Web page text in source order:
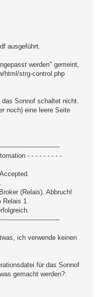
ausgeführt.
werden" gemeint,
html/strg-control.php
das Sonnof schaltet nicht.
noch) eine leere Seite
- - - - - - - - -
(Relais). Abbruch!
Relais 1
ich verwende keinen
für das Sonnof
gemacht werden?: